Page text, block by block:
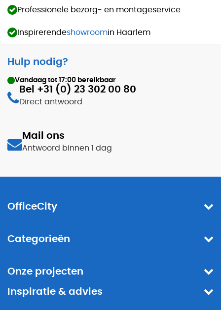
Professionele bezorg- en montageservice
Inspirerendeshowroomin Haarlem
Hulp nodig?
Vandaag tot 17:00 bereikbaar
Bel +31 (0) 23 302 00 80
Direct antwoord
Mail ons
Antwoord binnen 1 dag
OfficeCity
Categorieën
Onze projecten
Inspiratie & advies